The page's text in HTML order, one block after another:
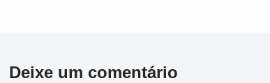
Deixe um comentário